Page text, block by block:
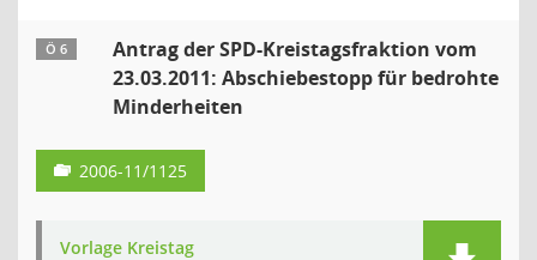
Ö 6
Antrag der SPD-Kreistagsfraktion vom
23.03.2011: Abschiebestopp für bedrohte
Minderheiten
2006-11/1125
Vorlage Kreistag